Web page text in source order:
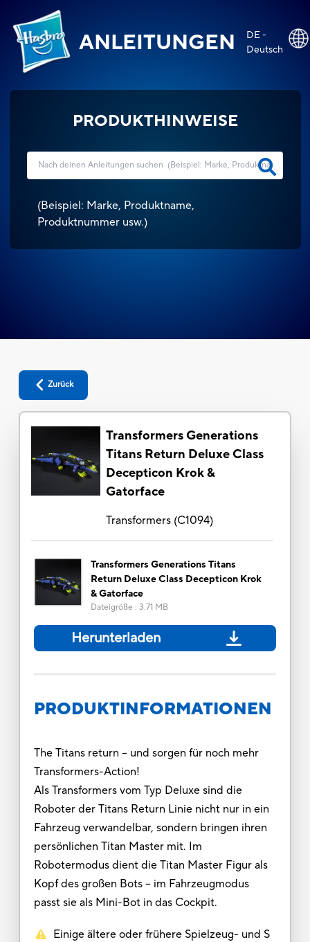
ANLEITUNGEN
DE -
Deutsch
PRODUKTHINWEISE
(Beispiel: Marke, Produktname,
Produktnummer usw.)
Zurück
Transformers Generations
Titans Return Deluxe Class
Decepticon Krok &
Gatorface
Transformers(C1094)
Transformers Generations Titans
Return Deluxe Class Decepticon Krok
& Gatorface
Dateigröße : 3.71 MB
Herunterladen
PRODUKTINFORMATIONEN
The Titans return – und sorgen für noch mehr
Transformers-Action!
Als Transformers vom Typ Deluxe sind die
Roboter der Titans Return Linie nicht nur in ein
Fahrzeug verwandelbar, sondern bringen ihren
persönlichen Titan Master mit. Im
Robotermodus dient die Titan Master Figur als
Kopf des großen Bots – im Fahrzeugmodus
passt sie als Mini-Bot in das Cockpit.
Einige ältere oder frühere Spielzeug- und S